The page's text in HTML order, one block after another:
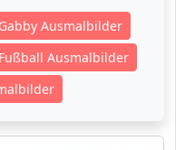
Gabby Ausmalbilder
Fußball Ausmalbilder